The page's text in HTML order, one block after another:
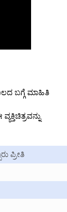
ಬಗ್ಗೆ ಮಾಹಿತಿ
ಪ್ರೀತಿ